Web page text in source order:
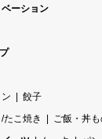
ーション
餃子
たこ焼き ご飯・丼